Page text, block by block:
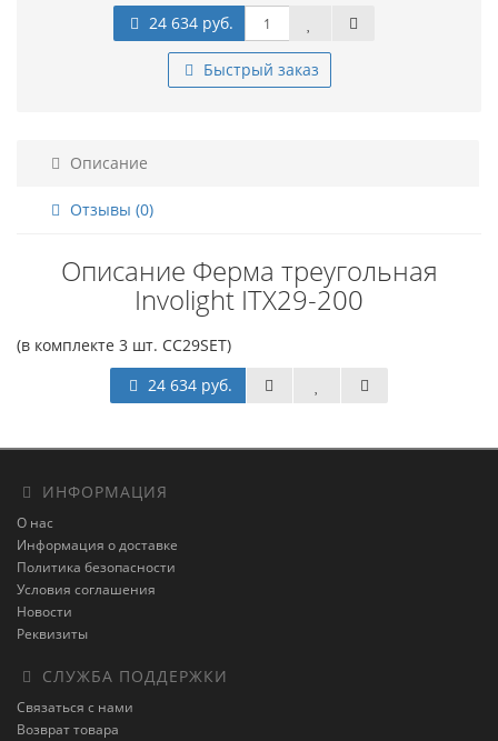
24 634 руб.
Быстрый заказ
Описание
Отзывы (0)
Описание Ферма треугольная
Involight ITX29-200
(в комплекте 3 шт. CC29SET)
24 634 руб.
ИНФОРМАЦИЯ
О нас
Информация о доставке
Политика безопасности
Условия соглашения
Новости
Реквизиты
СЛУЖБА ПОДДЕРЖКИ
Связаться с нами
Возврат товара